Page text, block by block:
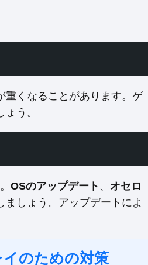
重くなることがあります。ゲ
う。
OSのアップデート 、 オセロ
しょう。アップデートによ
のための対策